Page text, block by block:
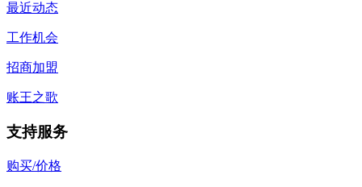
最近动态
工作机会
招商加盟
账王之歌
支持服务
购买/价格